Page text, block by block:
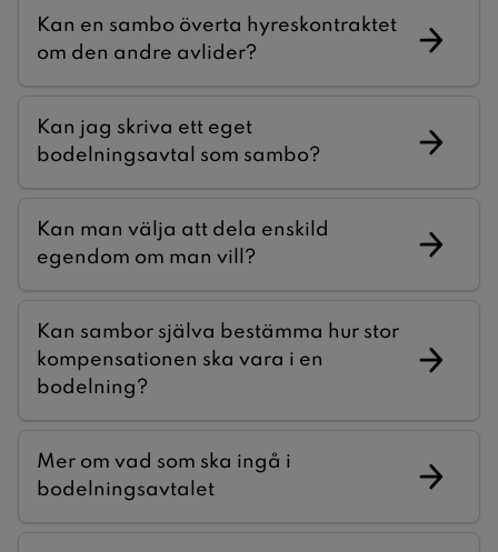
Kan en sambo överta hyreskontraktet
om den andre avlider?
Kan jag skriva ett eget
bodelningsavtal som sambo?
Kan man välja att dela enskild
egendom om man vill?
Kan sambor själva bestämma hur stor
kompensationen ska vara i en
bodelning?
Mer om vad som ska ingå i
bodelningsavtalet